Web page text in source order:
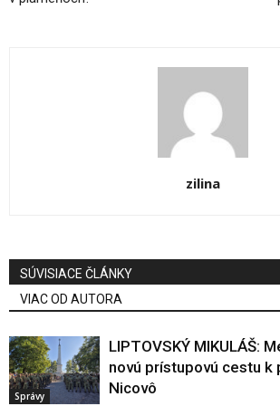
zilina
SÚVISIACE ČLÁNKY
VIAC OD AUTORA
Správy
LIPTOVSKÝ MIKULÁŠ:
novú prístupovú cestu k
Nicovô